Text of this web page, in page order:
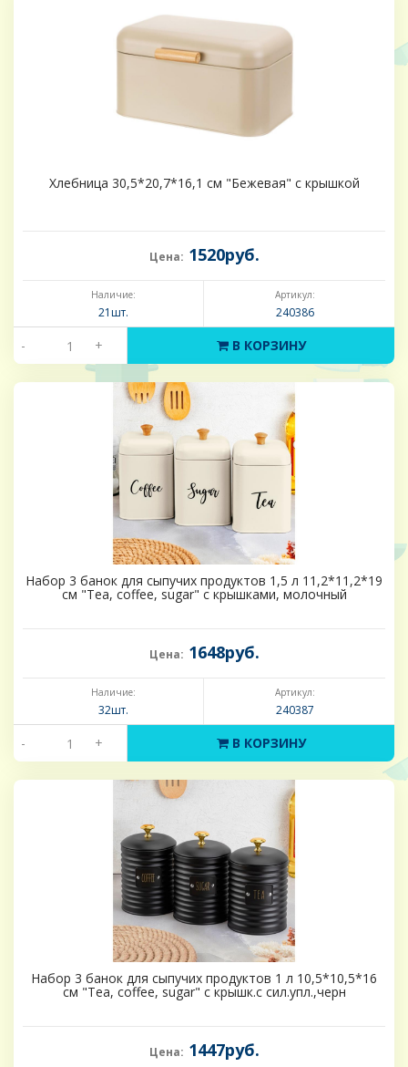
Хлебница 30,5*20,7*16,1 см "Бежевая" с крышкой
Цена: 1520руб.
Наличие:
21шт.
Артикул:
240386
- + В КОРЗИНУ
Набор 3 банок для сыпучих продуктов 1,5 л 11,2*11,2*19
см "Tea, coffee, sugar" с крышками, молочный
Цена: 1648руб.
Наличие:
32шт.
Артикул:
240387
- + В КОРЗИНУ
Набор 3 банок для сыпучих продуктов 1 л 10,5*10,5*16
см "Tea, coffee, sugar" с крышк.с сил.упл.,черн
Цена: 1447руб.